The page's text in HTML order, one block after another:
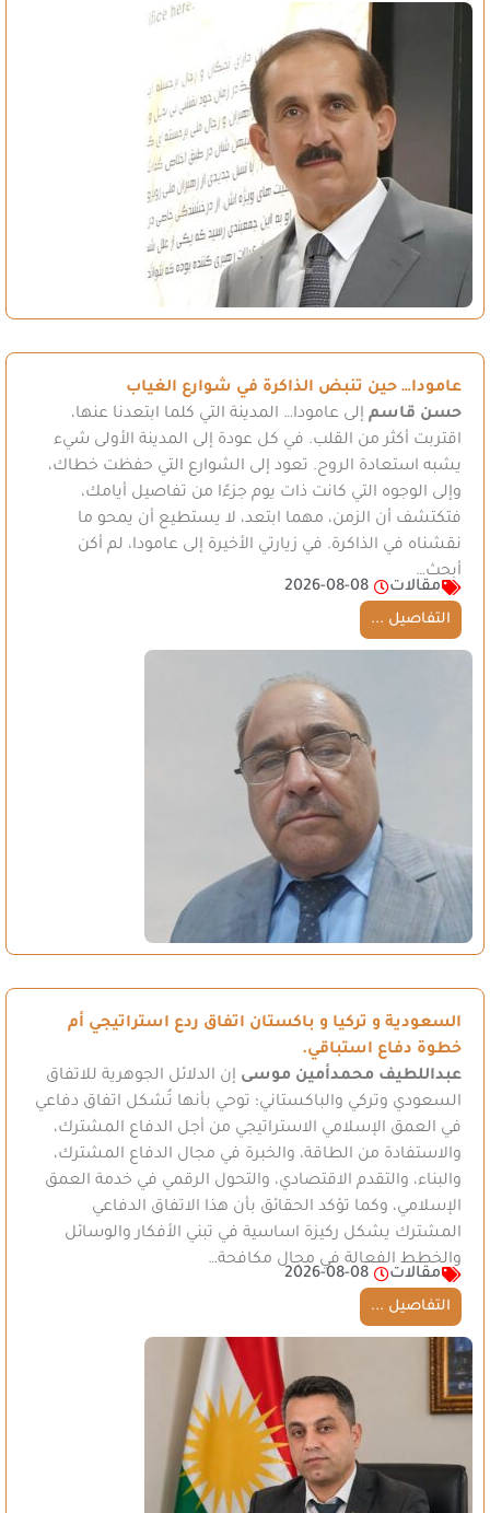
عامودا… حين تنبض الذاكرة في شوارع الغياب
حسن قاسم إلى عامودا… المدينة التي كلما ابتعدنا عنها،
اقتربت أكثر من القلب. في كل عودة إلى المدينة الأولى شيء
يشبه استعادة الروح. تعود إلى الشوارع التي حفظت خطاك،
وإلى الوجوه التي كانت ذات يوم جزءًا من تفاصيل أيامك،
فتكتشف أن الزمن، مهما ابتعد، لا يستطيع أن يمحو ما
نقشناه في الذاكرة. في زيارتي الأخيرة إلى عامودا، لم أكن
أبحث…
مقالات
2026-08-08
التفاصيل ...
السعودية و تركيا و باكستان اتفاق ردع استراتيجي أم
خطوة دفاع استباقي.
عبداللطيف محمدأمين موسى إن الدلائل الجوهرية للاتفاق
السعودي وتركي والباكستاني؛ توحي بأنها تُشكل اتفاق دفاعي
في العمق الإسلامي الاستراتيجي من أجل الدفاع المشترك،
والاستفادة من الطاقة، والخبرة في مجال الدفاع المشترك،
والبناء، والتقدم الاقتصادي، والتحول الرقمي في خدمة العمق
الإسلامي، وكما تؤكد الحقائق بأن هذا الاتفاق الدفاعي
المشترك يشكل ركيزة اساسية في تبني الأفكار والوسائل
والخطط الفعالة في مجال مكافحة…
مقالات
2026-08-08
التفاصيل ...